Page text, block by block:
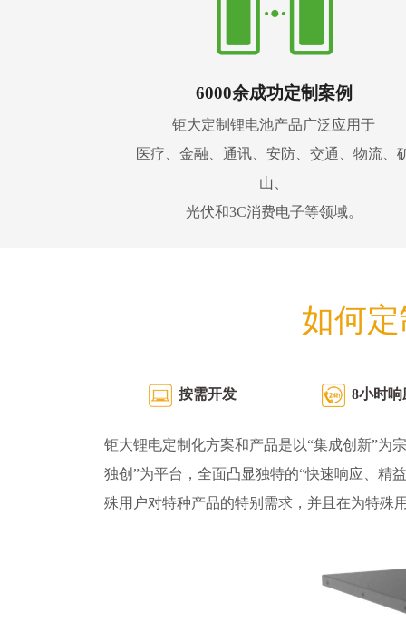
6000余成功定制案例
钜大定制锂电池产品广泛应用于
医疗、金融、通讯、安防、交通、物流、
山、
光伏和3C消费电子等领域。
如何
按需开发 8小时响
钜大锂电定制化方案和产品是以“集成创新”为
独创”为平台，全面凸显独特的“快速响应、精
殊用户对特种产品的特别需求，并且在为特殊